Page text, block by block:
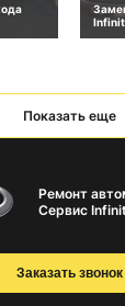
Показать еще
Ремонт
Сервис
Заказать звонок